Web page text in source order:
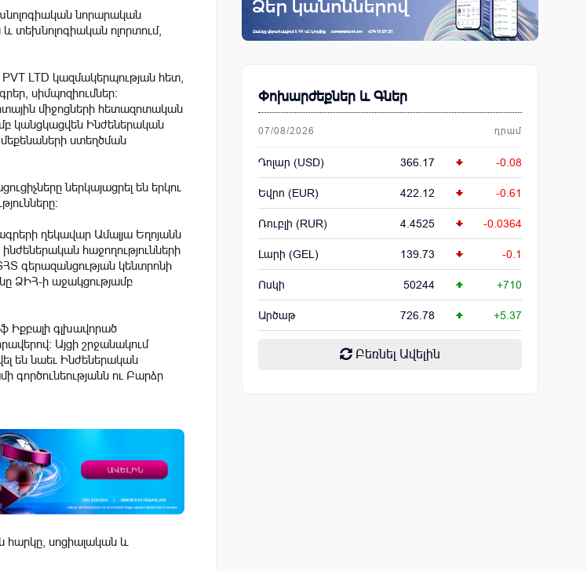
նորարական
տեխնոլոգիական ոլորտում,
LTD կազմակերպության հետ,
սիմպոզիումներ:
միջոցների հետազոտական
կանցկացվեն Ինժեներական
ստեղծման
ներկայացրել են երկու
ղեկավար Ամալյա Եղոյանն
հաջողությունների
գերազանցության կենտրոնի
ՁԻՀ-ի աջակցությամբ
գլխավորած
Այցի շրջանակում
են նաեւ Ինժեներական
գործունեությանն ու Բարձր
սոցիալական և
Փոխարժեքներ և Գներ
07/08/2026 դրամ
Դոլար (USD) 366.17 -0.08
Եվրո (EUR) 422.12 -0.61
Ռուբլի (RUR) 4.4525 -0.0364
Լարի (GEL) 139.73 -0.1
Ոսկի 50244 +710
Արծաթ 726.78 +5.37
Բեռնել Ավելին